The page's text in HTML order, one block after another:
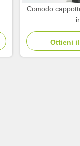
Comodo
Ottieni il